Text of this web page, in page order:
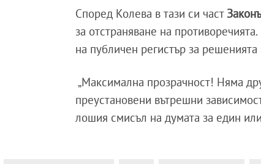
Според Колева в тази си част
за отстраняване на
на публичен регистър за
„Максимална прозрачност! Няма
преустановени вътрешни
лошия смисъл на думата за един